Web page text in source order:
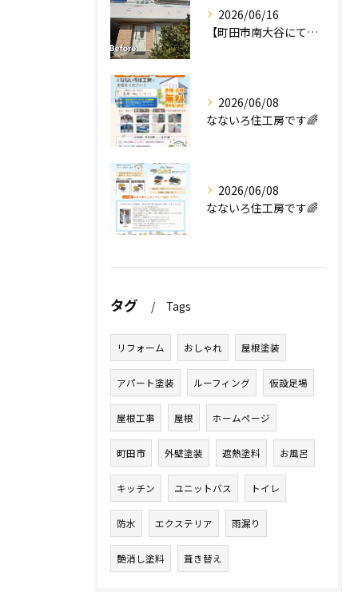
2026/06/16
【町田市南大谷にて外壁塗装工事完工のお知らせ】
2026/06/08
なないろ住工房です🌈
2026/06/08
なないろ住工房です🌈
タグ Tags
リフォーム おしゃれ 屋根塗装
アパート塗装 ルーフィング 仮設足場
屋根工事 屋根 ホームページ
町田市 外壁塗装 遮熱塗料 お風呂
キッチン ユニットバス トイレ
防水 エクステリア 雨漏り
艶消し塗料 葺き替え